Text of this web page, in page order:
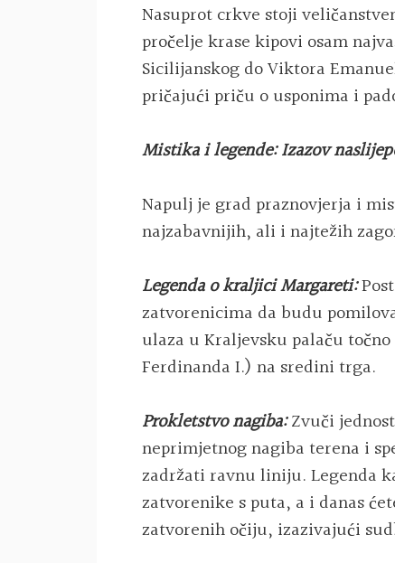
Nasuprot crkve stoji
pročelje krase kipovi osam
Sicilijanskog do Viktora
pričajući priču o usponima i
Mistika i legende: Izazov
Napulj je grad praznovjerja i
najzabavnijih, ali i najtežih
Legenda o kraljici Margareti:
zatvorenicima da budu
ulaza u Kraljevsku palaču
Ferdinanda I.) na sredini trga.
Prokletstvo nagiba:Zvuči
neprimjetnog nagiba terena i
zadržati ravnu liniju. Legenda
zatvorenike s puta, a i danas
zatvorenih očiju, izazivajući